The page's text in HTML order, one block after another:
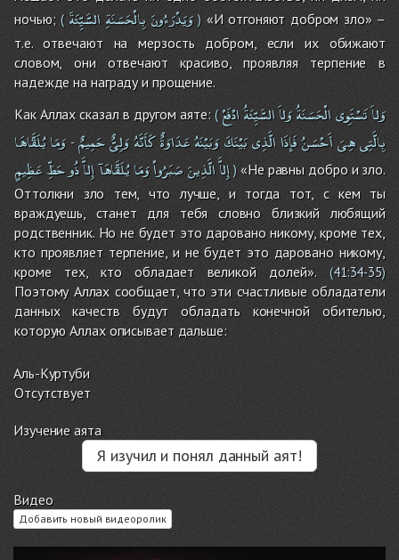
ночью;( وَيَدْرَءُونَبِالْحَسَنَةِالسَّيِّئَةَ ) «И отгоняют добром зло» –
т.е. отвечают на мерзость добром, если их обижают
словом, они отвечают красиво, проявляя терпение в
надежде на награду и прощение.
Как Аллах сказал в другом аяте:( وَلاَتَسْتَوِىالْحَسَنَةُوَلاَالسَّيِّئَةُادْفَعْ
بِالَّتِىهِىَأَحْسَنُفَإِذَاالَّذِىبَيْنَكَوَبَيْنَهُعَدَاوَةٌكَأَنَّهُوَلِىٌّحَمِيمٌ -وَمَايُلَقَّاهَا
إِلاَّالَّذِينَصَبَرُواْوَمَايُلَقَّاهَآإِلاَّذُوحَظِّعَظِيمٍ ) «Не равны добро и зло.
Оттолкни зло тем, что лучше, и тогда тот, с кем ты
враждуешь, станет для тебя словно близкий любящий
родственник. Но не будет это даровано никому, кроме тех,
кто проявляет терпение, и не будет это даровано никому,
кроме тех, кто обладает великой долей». (41:34-35)
Поэтому Аллах сообщает, что эти счастливые обладатели
данных качеств будут обладать конечной обителью,
которую Аллах описывает дальше:
Аль-Куртуби
Отсутствует
Изучение аята
Я изучил и понял данный аят!
Видео
Добавить новый видеоролик